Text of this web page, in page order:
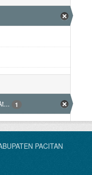
1
PACITAN